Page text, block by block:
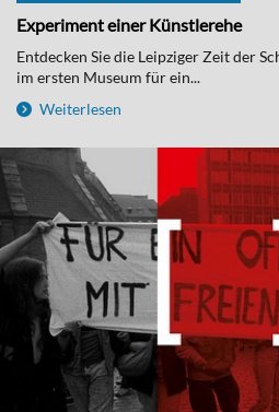
Experiment einer Künstlerehe
Entdecken Sie die Leipziger Zeit der
im ersten Museum für ein...
Weiterlesen